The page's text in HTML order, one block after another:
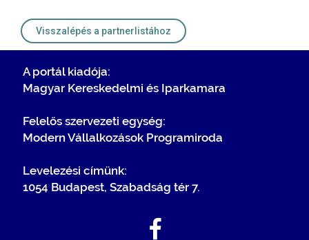
Visszalépés a partnerlistához
A portál kiadója:
Magyar Kereskedelmi és Iparkamara
Felelős szervezeti egység:
Modern Vállalkozások Programiroda
Levelezési címünk:
1054 Budapest, Szabadság tér 7.